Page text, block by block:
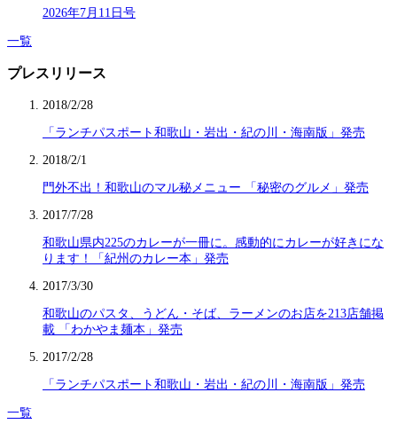
2026年7月11日号
一覧
プレスリリース
2018/2/28
「ランチパスポート和歌山・岩出・紀の川・海南版」発売
2018/2/1
門外不出！和歌山のマル秘メニュー 「秘密のグルメ」発売
2017/7/28
和歌山県内225のカレーが一冊に。感動的にカレーが好きにな
ります！「紀州のカレー本」発売
2017/3/30
和歌山のパスタ、うどん・そば、ラーメンのお店を213店舗掲
載 「わかやま麺本」発売
2017/2/28
「ランチパスポート和歌山・岩出・紀の川・海南版」発売
一覧